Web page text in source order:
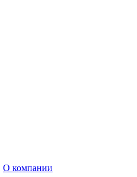
О компании